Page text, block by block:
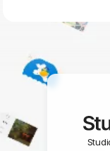
ユーザー同士で質問